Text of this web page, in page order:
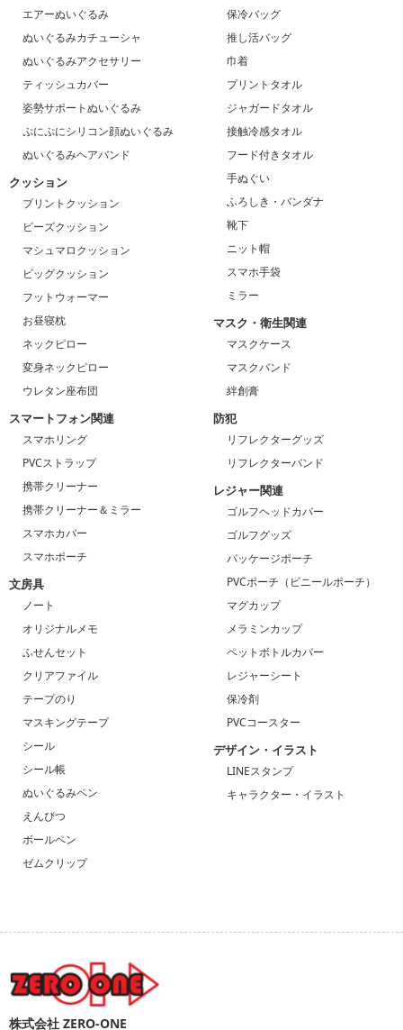
エアーぬいぐるみ
ぬいぐるみカチューシャ
ぬいぐるみアクセサリー
ティッシュカバー
姿勢サポートぬいぐるみ
ぷにぷにシリコン顔ぬいぐるみ
ぬいぐるみヘアバンド
クッション
プリントクッション
ビーズクッション
マシュマロクッション
ビッグクッション
フットウォーマー
お昼寝枕
ネックピロー
変身ネックピロー
ウレタン座布団
スマートフォン関連
スマホリング
PVCストラップ
携帯クリーナー
携帯クリーナー＆ミラー
スマホカバー
スマホポーチ
文房具
ノート
オリジナルメモ
ふせんセット
クリアファイル
テープのり
マスキングテープ
シール
シール帳
ぬいぐるみペン
えんぴつ
ボールペン
ゼムクリップ
保冷バッグ
推し活バッグ
巾着
プリントタオル
ジャガードタオル
接触冷感タオル
フード付きタオル
手ぬぐい
ふろしき・バンダナ
靴下
ニット帽
スマホ手袋
ミラー
マスク・衛生関連
マスクケース
マスクバンド
絆創膏
防犯
リフレクターグッズ
リフレクターバンド
レジャー関連
ゴルフヘッドカバー
ゴルフグッズ
パッケージポーチ
PVCポーチ（ビニールポーチ）
マグカップ
メラミンカップ
ペットボトルカバー
レジャーシート
保冷剤
PVCコースター
デザイン・イラスト
LINEスタンプ
キャラクター・イラスト
株式会社 ZERO-ONE